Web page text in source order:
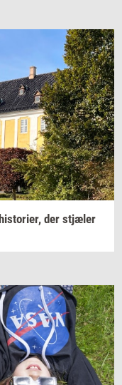
hi­sto­ri­er, der stjæ­ler